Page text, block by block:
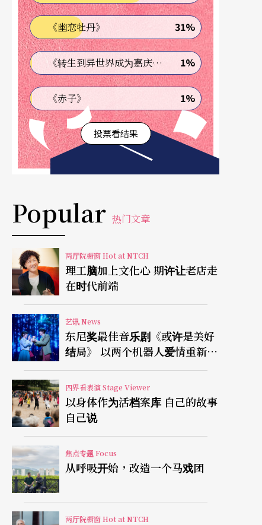
《幽恋牡丹》 31%
《转生到异世界成为嘉庆君—发现我的祖先是诈骗集团!?》 1%
《赤子》 1%
投票看结果
Popular 热门文章
两厅院橱窗 Hot at NTCH
理工脑加上文化心 期许让老店走
在时代前端
艺讯 News
东尼奖最佳音乐剧《或许是美好
结局》 以两个机器人爱情重新凝
视有限人生
四界看表演 Stage Viewer
以身体作为活档案库 自己的故事
自己说
焦点专题 Focus
从呼吸开始，改造一个马戏团
两厅院橱窗 Hot at NTCH